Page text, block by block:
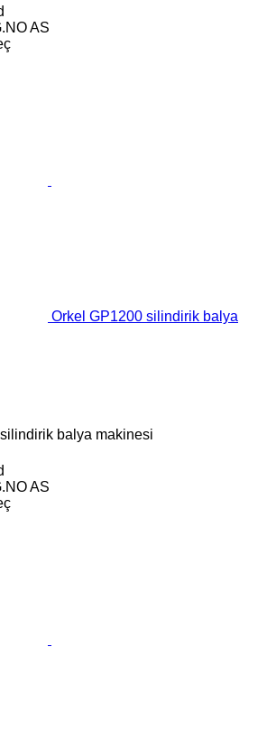
AS
Orkel GP1200 silindirik balya
balya makinesi
AS